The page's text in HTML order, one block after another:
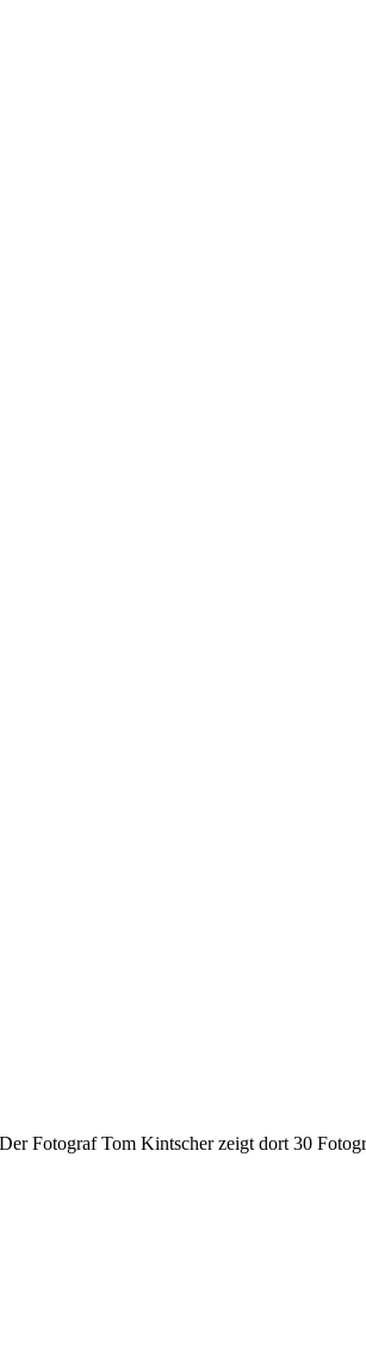
Fotograf Tom Kintscher zeigt dort 30